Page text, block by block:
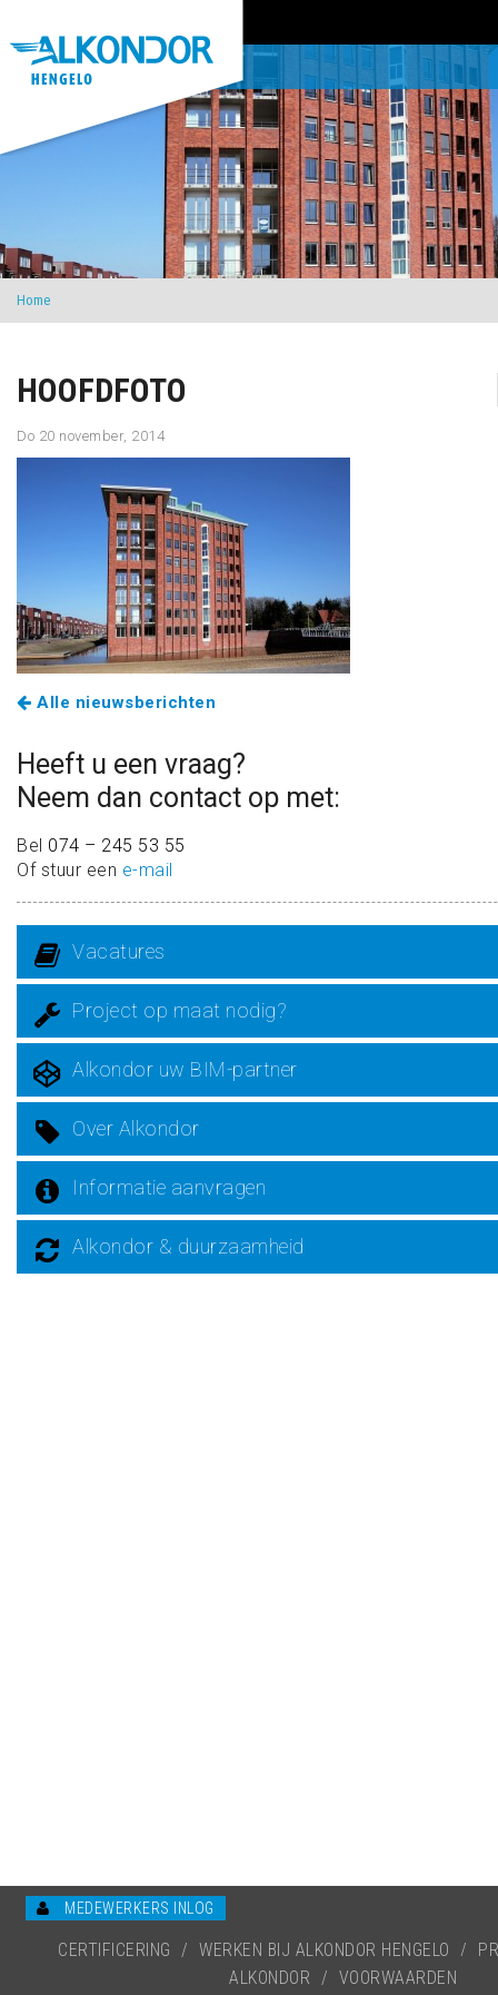
Home
HOOFDFOTO
Do 20 november, 2014
Alle nieuwsberichten
Heeft u een vraag?
Neem dan contact op met:
Bel 074 – 245 53 55
Of stuur een e-mail
Vacatures
Project op maat nodig?
Alkondor uw BIM-partner
Over Alkondor
Informatie aanvragen
Alkondor & duurzaamheid
MEDEWERKERS INLOG
CERTIFICERING / WERKEN BIJ ALKONDOR HENGELO /
ALKONDOR
/ VOORWAARDEN